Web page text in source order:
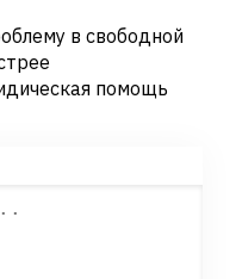
в свободной
помощь